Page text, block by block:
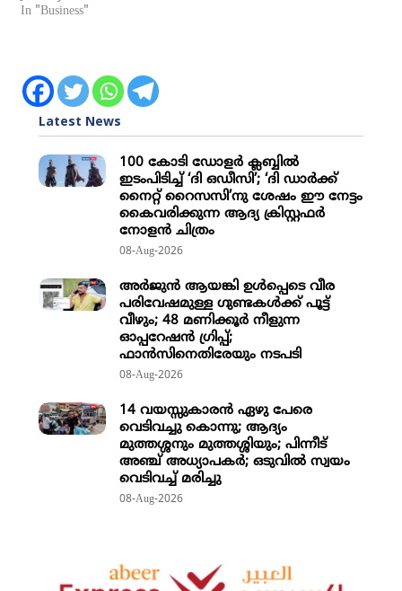
In "Business"
Latest News
100 കോടി ഡോളർ ക്ലബ്ബിൽ
ഇടംപിടിച്ച് ‘ദി ഒഡീസി’; ‘ദി ഡാർക്ക്
നൈറ്റ് റൈസസി’നു ശേഷം ഈ നേട്ടം
കൈവരിക്കുന്ന ആദ്യ ക്രിസ്റ്റഫർ
നോളൻ ചിത്രം
08-Aug-2026
അര്‍ജുന്‍ ആയങ്കി ഉള്‍പ്പെടെ വീര
പരിവേഷമുള്ള ഗുണ്ടകള്‍ക്ക് പൂട്ട്
വീഴും; 48 മണിക്കൂര്‍ നീളുന്ന
ഓപ്പറേഷന്‍ ഗ്രിപ്പ്;
ഫാന്‍സിനെതിരേയും നടപടി
08-Aug-2026
14 വയസ്സുകാരന്‍ ഏഴു പേരെ
വെടിവച്ചു കൊന്നു; ആദ്യം
മുത്തശ്ശനും മുത്തശ്ശിയും; പിന്നീട്
അഞ്ച് അധ്യാപകര്‍; ഒടുവില്‍ സ്വയം
വെടിവച്ച് മരിച്ചു
08-Aug-2026